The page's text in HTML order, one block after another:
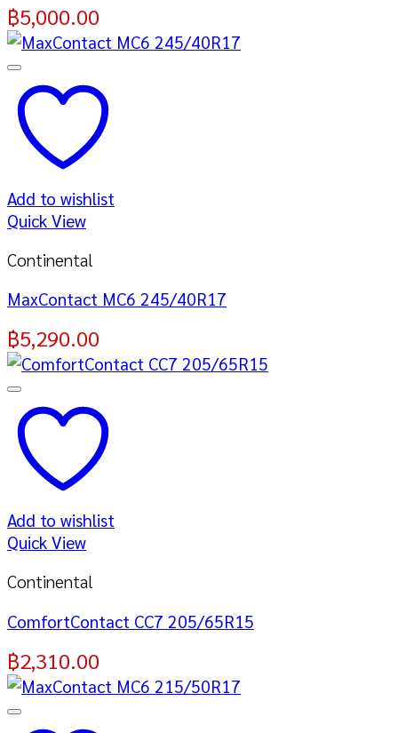
฿5,000.00
Add to wishlist
Quick View
Continental
MaxContact MC6 245/40R17
฿5,290.00
Add to wishlist
Quick View
Continental
ComfortContact CC7 205/65R15
฿2,310.00